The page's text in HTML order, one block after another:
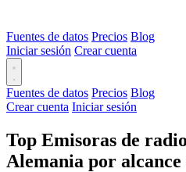
Fuentes de datos Precios Blog
Iniciar sesión Crear cuenta
Fuentes de datos Precios Blog
Crear cuenta Iniciar sesión
Top Emisoras de
Alemania por alcance